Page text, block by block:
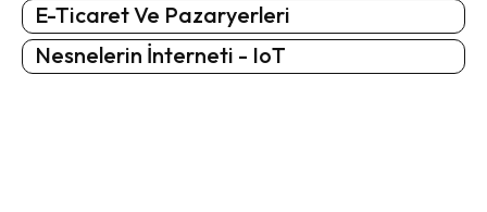
E-Ticaret Ve Pazaryerleri
Nesnelerin İnterneti - IoT